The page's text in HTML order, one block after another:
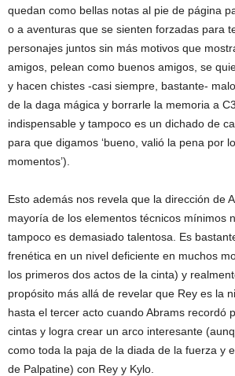
quedan como bellas notas al pie de página
o a aventuras que se sienten forzadas para
personajes juntos sin más motivos que
amigos, pelean como buenos amigos, se
y hacen chistes -casi siempre, bastante-
de la daga mágica y borrarle la memoria a
indispensable y tampoco es un dichado de
para que digamos ‘bueno, valió la pena por
momentos’).
Esto además nos revela que la dirección de
mayoría de los elementos técnicos mínimos
tampoco es demasiado talentosa. Es
frenética en un nivel deficiente en muchos
los primeros dos actos de la cinta) y
propósito más allá de revelar que Rey es la
hasta el tercer acto cuando Abrams recordó
cintas y logra crear un arco interesante
como toda la paja de la diada de la fuerza y
de Palpatine) con Rey y Kylo.